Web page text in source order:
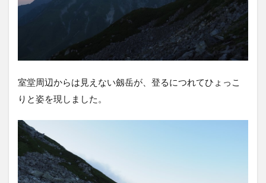
室堂周辺からは見えない劔岳が、登るにつれてひょっこ
りと姿を現しました。